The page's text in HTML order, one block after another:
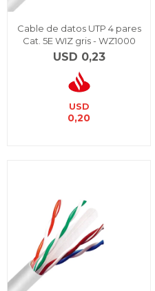
Cable de datos UTP 4 pares
Cat. 5E WIZ gris - WZ1000
USD 0,23
USD
0,20